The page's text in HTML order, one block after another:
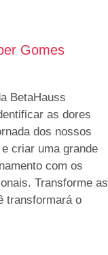
Gomes
BetaHauss
as dores
dos nossos
criar uma grande
com os
Transforme as
transformará o